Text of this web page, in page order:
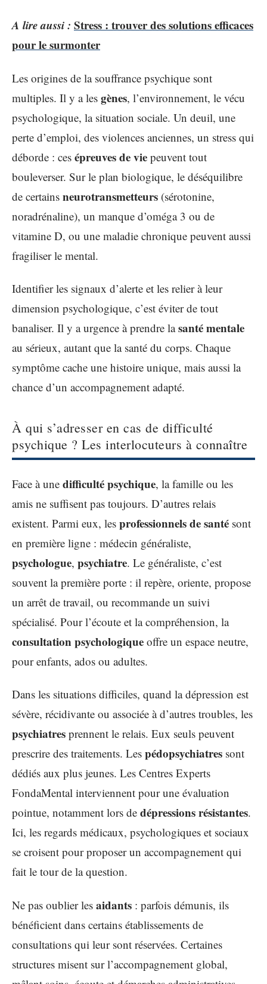
A lire aussi : Stress : trouver des solutions efficaces
pour le surmonter
Les origines de la souffrance psychique sont
multiples. Il y a les gènes, l’environnement, le vécu
psychologique, la situation sociale. Un deuil, une
perte d’emploi, des violences anciennes, un stress qui
déborde : ces épreuves de vie peuvent tout
bouleverser. Sur le plan biologique, le déséquilibre
de certains neurotransmetteurs (sérotonine,
noradrénaline), un manque d’oméga 3 ou de
vitamine D, ou une maladie chronique peuvent aussi
fragiliser le mental.
Identifier les signaux d’alerte et les relier à leur
dimension psychologique, c’est éviter de tout
banaliser. Il y a urgence à prendre lasanté mentale
au sérieux, autant que la santé du corps. Chaque
symptôme cache une histoire unique, mais aussi la
chance d’un accompagnement adapté.
À qui s’adresser en cas de difficulté
psychique ? Les interlocuteurs à connaître
Face à une difficulté psychique, la famille ou les
amis ne suffisent pas toujours. D’autres relais
existent. Parmi eux, les professionnels de santé sont
en première ligne : médecin généraliste,
psychologue, psychiatre. Le généraliste, c’est
souvent la première porte : il repère, oriente, propose
un arrêt de travail, ou recommande un suivi
spécialisé. Pour l’écoute et la compréhension, la
consultation psychologique offre un espace neutre,
pour enfants, ados ou adultes.
Dans les situations difficiles, quand la dépression est
sévère, récidivante ou associée à d’autres troubles, les
psychiatres prennent le relais. Eux seuls peuvent
prescrire des traitements. Les pédopsychiatres sont
dédiés aux plus jeunes. Les Centres Experts
FondaMental interviennent pour une évaluation
pointue, notamment lors de dépressions résistantes.
Ici, les regards médicaux, psychologiques et sociaux
se croisent pour proposer un accompagnement qui
fait le tour de la question.
Ne pas oublier les aidants : parfois démunis, ils
bénéficient dans certains établissements de
consultations qui leur sont réservées. Certaines
structures misent sur l’accompagnement global,